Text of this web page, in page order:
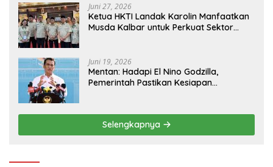
Juni 27, 2026
Ketua HKTI Landak Karolin Manfaatkan
Musda Kalbar untuk Perkuat Sektor
Juni 19, 2026
Mentan: Hadapi El Nino Godzilla,
Pemerintah Pastikan Kesiapan
Selengkapnya